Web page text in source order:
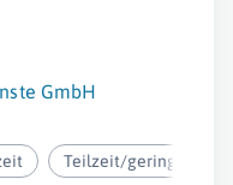
GmbH
Teilzeit/geringfügig